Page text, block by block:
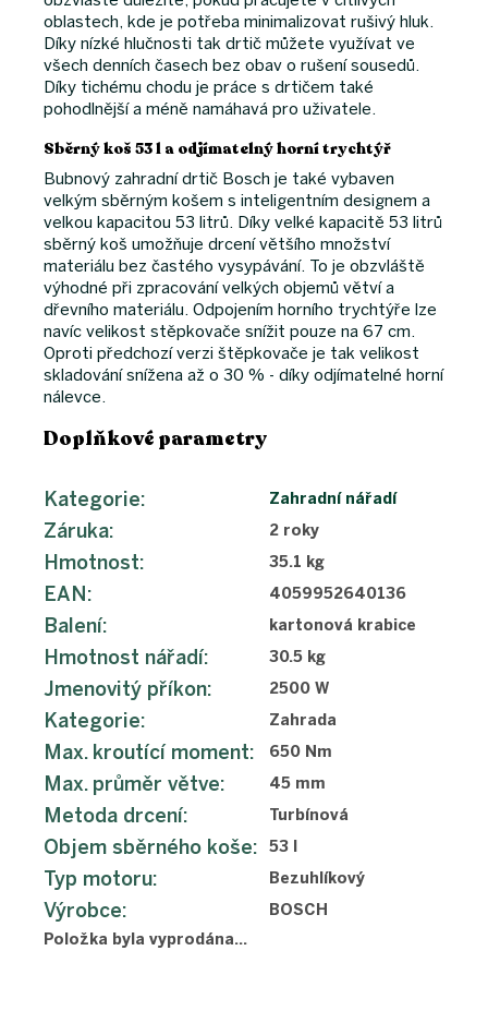
oblastech, kde je potřeba minimalizovat rušivý hluk.
Díky nízké hlučnosti tak drtič můžete využívat ve
všech denních časech bez obav o rušení sousedů.
Díky tichému chodu je práce s drtičem také
pohodlnější a méně namáhavá pro uživatele.
Sběrný koš 53 l a odjímatelný horní trychtýř
Bubnový zahradní drtič Bosch je také vybaven
velkým sběrným košem s inteligentním designem a
velkou kapacitou 53 litrů. Díky velké kapacitě 53 litrů
sběrný koš umožňuje drcení většího množství
materiálu bez častého vysypávání. To je obzvláště
výhodné při zpracování velkých objemů větví a
dřevního materiálu. Odpojením horního trychtýře lze
navíc velikost stěpkovače snížit pouze na 67 cm.
Oproti předchozí verzi štěpkovače je tak velikost
skladování snížena až o 30 % - díky odjímatelné horní
nálevce.
Doplňkové parametry
Kategorie: Zahradní nářadí
Záruka: 2 roky
Hmotnost: 35.1 kg
EAN : 4059952640136
Balení: kartonová krabice
Hmotnost nářadí: 30.5 kg
Jmenovitý příkon: 2500 W
Kategorie: Zahrada
Max. kroutící moment: 650 Nm
Max. průměr větve: 45 mm
Metoda drcení: Turbínová
Objem sběrného koše: 53 l
Typ motoru: Bezuhlíkový
Výrobce:
BOSCH
Položka byla vyprodána…